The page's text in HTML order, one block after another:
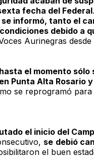
fecha del Federal
se informó, tanto el
debido a
Aurinegras desde
el momento sólo
Punta Alta Rosario
se reprogramó
el inicio del
se debió
el buen